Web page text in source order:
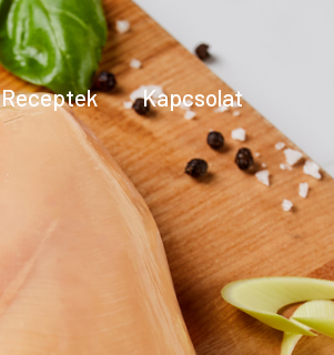
Receptek Kapcsolat